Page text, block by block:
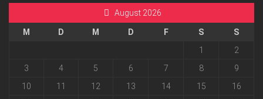
August 2026
M D M D F S
S
1
2
3
4 5 6 7 8
9
10
11 12 13 14 15
16